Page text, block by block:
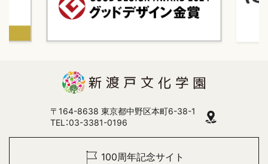
〒164-8638 東京都中野区本町6-38-1
TEL：03-3381-0196
100周年記念サイト